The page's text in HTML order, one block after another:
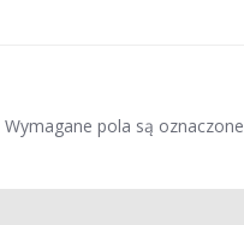
Wymagane pola są oznaczone